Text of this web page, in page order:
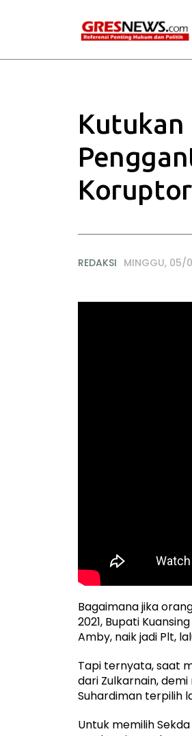
Kutukan
REDAKSI MINGGU, 05/
Bagaimana jika
2021, Bupati
Amby, naik jadi Plt,
Tapi ternyata, saat
dari Zulkarnain,
Suhardiman terpilih
Untuk memilih